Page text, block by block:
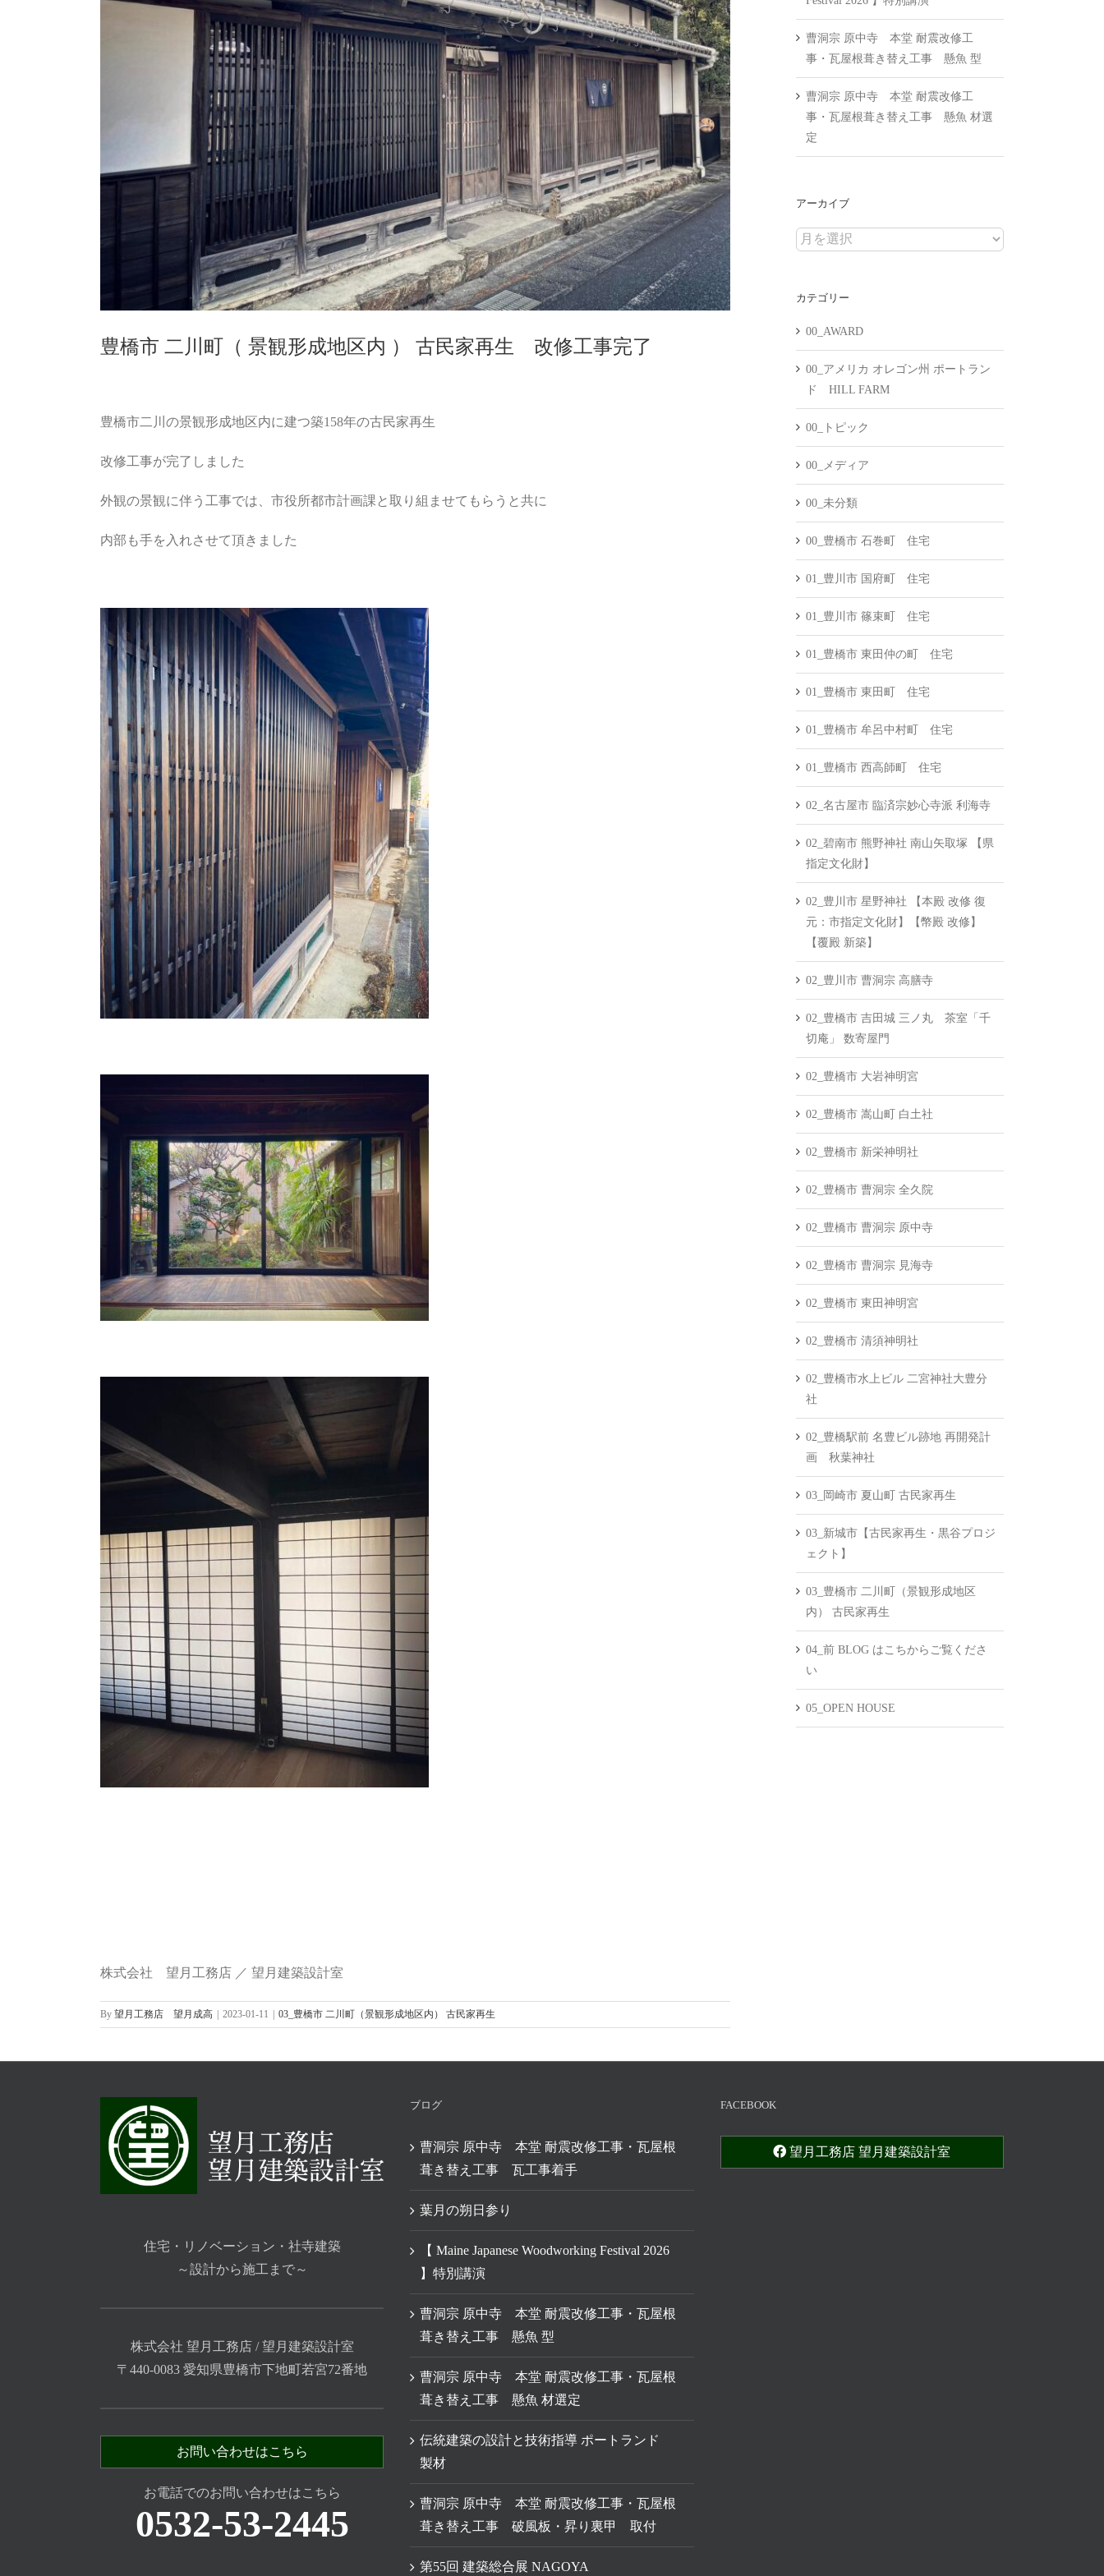
豊橋市 二川町（ 景観形成地区内 ） 古民家再生 改修工事完了
豊橋市二川の景観形成地区内に建つ築158年の古民家再生
改修工事が完了しました
外観の景観に伴う工事では、市役所都市計画課と取り組ませてもらうと共に
内部も手を入れさせて頂きました
株式会社 望月工務店 ／ 望月建築設計室
By 望月工務店 望月成高 2023-01-11 03_豊橋市 二川町（景観形成地区内） 古民家再生
曹洞宗 原中寺 本堂 耐震改修工
事・瓦屋根葺き替え工事 懸魚 型
曹洞宗 原中寺 本堂 耐震改修工
事・瓦屋根葺き替え工事 懸魚 材選
定
アーカイブ
ア
イ
カテゴリー
00_AWARD
00_アメリカ オレゴン州 ポートラン
ド HILL FARM
00_トピック
00_メディア
00_未分類
00_豊橋市 石巻町 住宅
01_豊川市 国府町 住宅
01_豊川市 篠束町 住宅
01_豊橋市 東田仲の町 住宅
01_豊橋市 東田町 住宅
01_豊橋市 牟呂中村町 住宅
01_豊橋市 西高師町 住宅
02_名古屋市 臨済宗妙心寺派 利海寺
02_碧南市 熊野神社 南山矢取塚 【県
指定文化財】
02_豊川市 星野神社 【本殿 改修 復
元：市指定文化財】【幣殿 改修】
【覆殿 新築】
02_豊川市 曹洞宗 高膳寺
02_豊橋市 吉田城 三ノ丸 茶室「千
切庵」 数寄屋門
02_豊橋市 大岩神明宮
02_豊橋市 嵩山町 白土社
02_豊橋市 新栄神明社
02_豊橋市 曹洞宗 全久院
02_豊橋市 曹洞宗 原中寺
02_豊橋市 曹洞宗 見海寺
02_豊橋市 東田神明宮
02_豊橋市 清須神明社
02_豊橋市水上ビル 二宮神社大豊分
社
02_豊橋駅前 名豊ビル跡地 再開発計
画 秋葉神社
03_岡崎市 夏山町 古民家再生
03_新城市【古民家再生・黒谷プロジ
ェクト】
03_豊橋市 二川町（景観形成地区
内） 古民家再生
04_前 BLOG はこちからご覧くださ
い
05_OPEN HOUSE
住宅・リノベーション・社寺建築
～設計から施工まで～
株式会社 望月工務店 / 望月建築設計室
〒440-0083 愛知県豊橋市下地町若宮72番地
お問い合わせはこちら
お電話でのお問い合わせはこちら
0532-53-2445
ブログ
曹洞宗 原中寺 本堂 耐震改修工事・瓦屋根
葺き替え工事 瓦工事着手
葉月の朔日参り
【 Maine Japanese Woodworking Festival 2026
】特別講演
曹洞宗 原中寺 本堂 耐震改修工事・瓦屋根
葺き替え工事 懸魚 型
曹洞宗 原中寺 本堂 耐震改修工事・瓦屋根
葺き替え工事 懸魚 材選定
伝統建築の設計と技術指導 ポートランド
製材
曹洞宗 原中寺 本堂 耐震改修工事・瓦屋根
葺き替え工事 破風板・昇り裏甲 取付
第55回 建築総合展 NAGOYA
FACEBOOK
望月工務店 望月建築設計室